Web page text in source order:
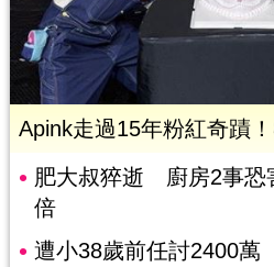
Apink走過15年粉紅奇蹟
肥大叔猝逝 廚房2事恐
倍
遭小38歲前任討2400